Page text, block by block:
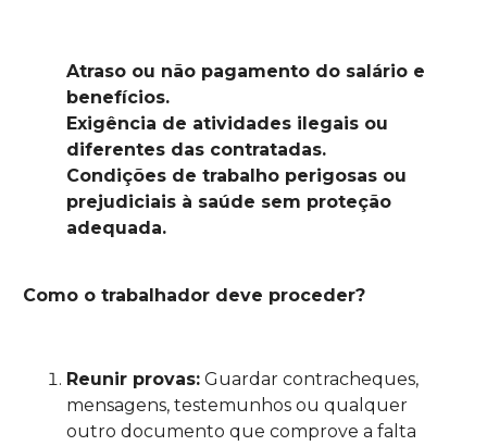
Atraso ou não pagamento do salário e
benefícios.
Exigência de atividades ilegais ou
diferentes das contratadas.
Condições de trabalho perigosas ou
prejudiciais à saúde sem proteção
adequada.
Como o trabalhador deve proceder?
Reunir provas: Guardar contracheques,
mensagens, testemunhos ou qualquer
outro documento que comprove a falta